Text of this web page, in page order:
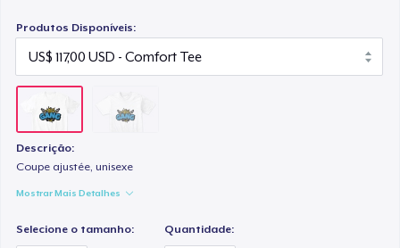
Produtos Disponíveis:
Descrição:
Coupe ajustée, unisexe
Mostrar Mais Detalhes
Selecione o tamanho: Quantidade: